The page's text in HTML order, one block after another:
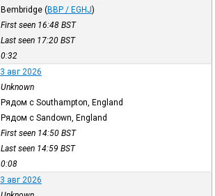
Bembridge (BBP / EGHJ)
First seen 16:48 BST
Last seen 17:20 BST
0:32
3 авг 2026
Unknown
Рядом с Southampton, England
Рядом с Sandown, England
First seen 14:50 BST
Last seen 14:59 BST
0:08
3 авг 2026